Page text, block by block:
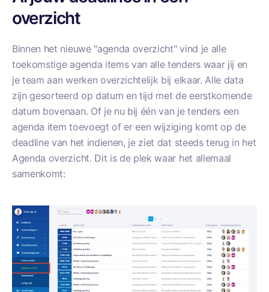
overzicht
Binnen het nieuwe "agenda overzicht" vind je alle
toekomstige agenda items van alle tenders waar jij en
je team aan werken overzichtelijk bij elkaar. Alle data
zijn gesorteerd op datum en tijd met de eerstkomende
datum bovenaan. Of je nu bij één van je tenders een
agenda item toevoegt of er een wijziging komt op de
deadline van het indienen, je ziet dat steeds terug in het
Agenda overzicht. Dit is de plek waar het allemaal
samenkomt: